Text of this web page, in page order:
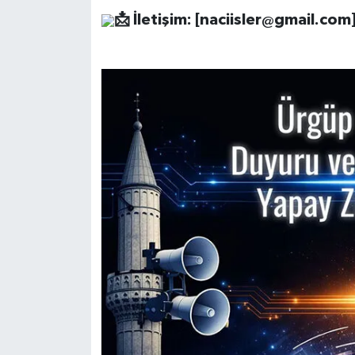
📩İletişim: [ naciisler@gmail.com